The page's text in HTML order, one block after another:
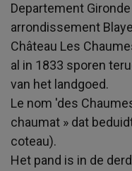
Departement
arrondissement
Château Les
al in 1833 sporen
van het landgoed.
Le nom 'des
chaumat » dat
coteau).
Het pand is in de